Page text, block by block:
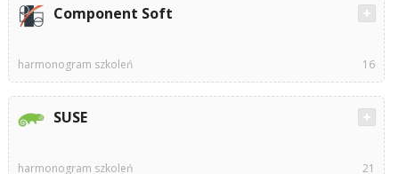
Component Soft
harmonogram szkoleń 16
SUSE
harmonogram szkoleń 21